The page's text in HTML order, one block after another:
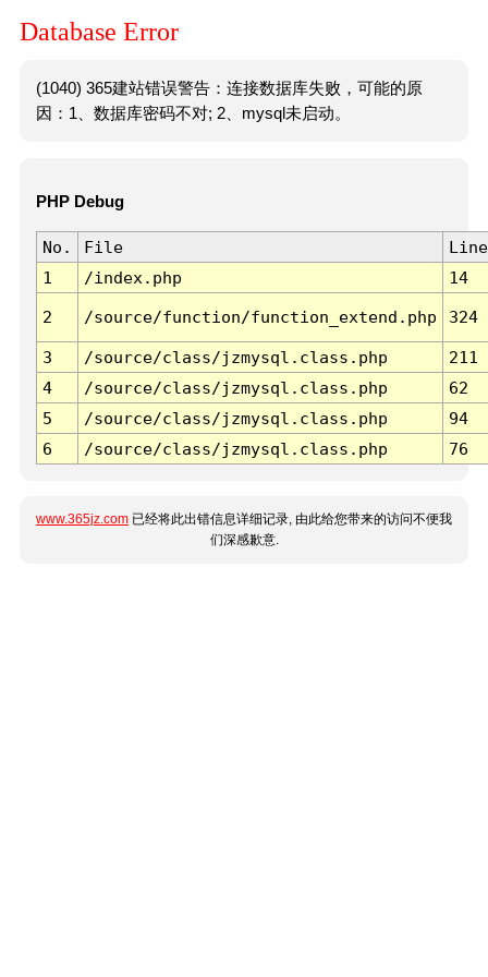
Database Error
(1040) 365建站错误警告：连接数据库失败，可能的原
因：1、数据库密码不对; 2、mysql未启动。
PHP Debug
No. File
Line
1
/index.php 14
2 /source/function/function_extend.php 324
3 /source/class/jzmysql.class.php
211
4
/source/class/jzmysql.class.php
62
5
/source/class/jzmysql.class.php
94
6
/source/class/jzmysql.class.php 76
www.365jz.com 已经将此出错信息详细记录, 由此给您带来的访问不便我
们深感歉意.